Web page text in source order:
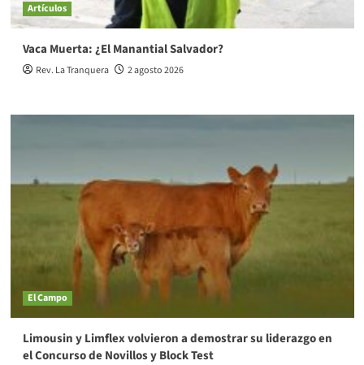
Artículos
Vaca Muerta: ¿El Manantial Salvador?
Rev. La Tranquera 2 agosto 2026
El Campo
Limousin y Limflex volvieron a demostrar su liderazgo en
el Concurso de Novillos y Block Test